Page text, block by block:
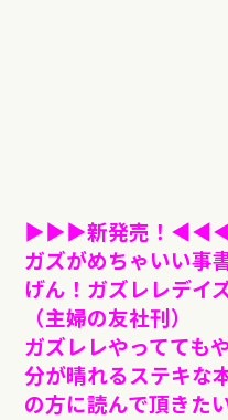
▶︎▶︎▶︎新発売！
ガズがめちゃいい事
げん！ガズレレデイズ
（主婦の友社刊）
ガズレレやってても
分が晴れるステキな
の方に読んで頂きた